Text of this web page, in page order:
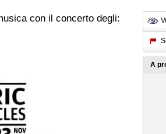
con il concerto degli:
A